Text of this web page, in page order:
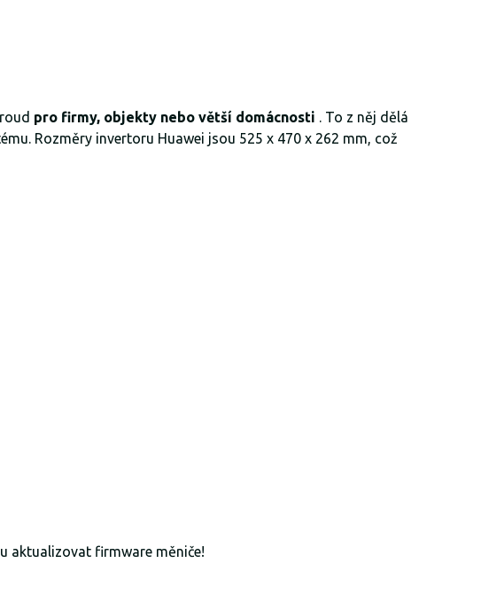
pro firmy, objekty nebo větší domácnosti . To z něj dělá
Rozměry invertoru Huawei jsou 525 x 470 x 262 mm, což
aktualizovat firmware měniče!